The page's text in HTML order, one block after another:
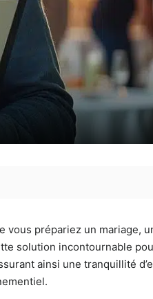
vous prépariez un mariage,
solution incontournable
ainsi une tranquillité